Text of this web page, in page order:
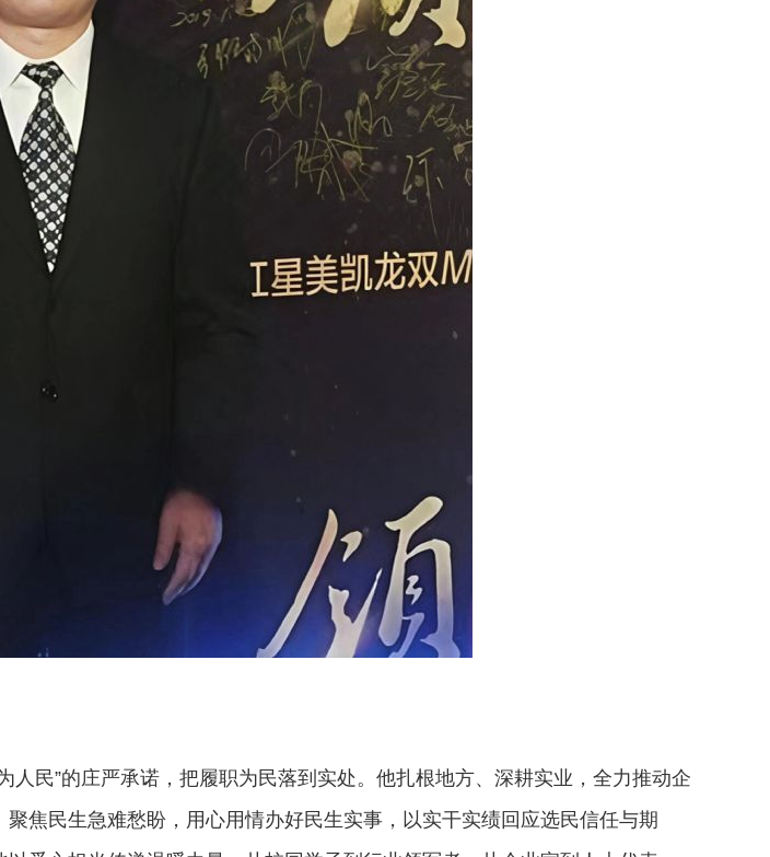
民”的庄严承诺，把履职为民落到实处。他扎根地方、深耕实业，全力推动企
焦民生急难愁盼，用心用情办好民生实事，以实干实绩回应选民信任与期